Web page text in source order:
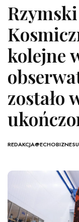
kolejne
zostało